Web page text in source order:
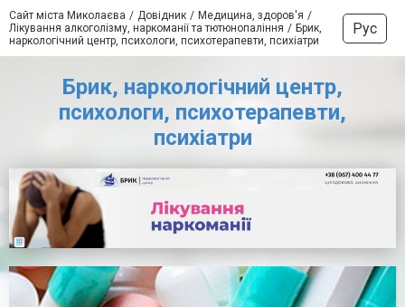
Сайт міста Миколаєва Довідник
Медицина, здоров'я
Лікування алкоголізму, наркоманії та тютюнопаління
Брик,
наркологічний центр, психологи, психотерапевти, психіатри
Рус
Брик, наркологічний центр,
психологи, психотерапевти,
психіатри